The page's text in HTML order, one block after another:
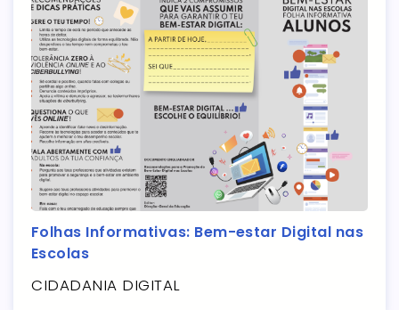
Folhas Informativas: Bem-estar Digital nas
Escolas
CIDADANIA DIGITAL